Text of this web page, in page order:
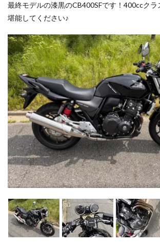
最終モデルの漆黒のCB400SFです！400ccク
堪能してください♪